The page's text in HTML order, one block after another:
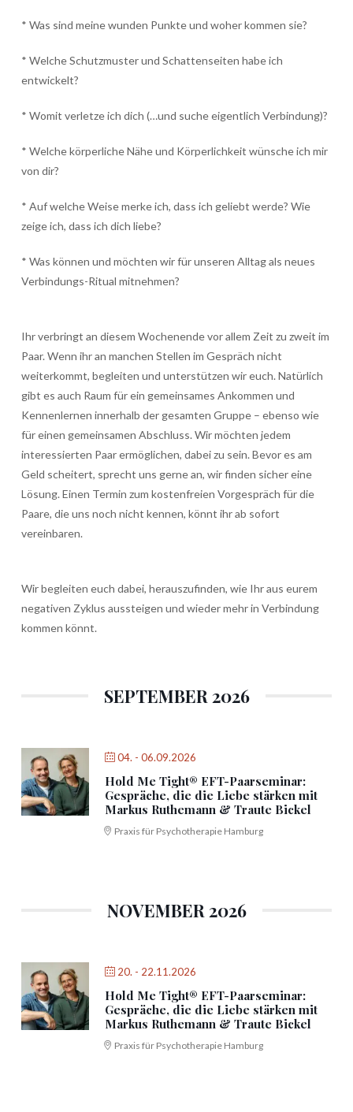
* Was sind meine wunden Punkte und woher kommen sie?
* Welche Schutzmuster und Schattenseiten habe ich
entwickelt?
* Womit verletze ich dich (…und suche eigentlich Verbindung)?
* Welche körperliche Nähe und Körperlichkeit wünsche ich mir
von dir?
* Auf welche Weise merke ich, dass ich geliebt werde? Wie
zeige ich, dass ich dich liebe?
* Was können und möchten wir für unseren Alltag als neues
Verbindungs-Ritual mitnehmen?
Ihr verbringt an diesem Wochenende vor allem Zeit zu zweit im
Paar. Wenn ihr an manchen Stellen im Gespräch nicht
weiterkommt, begleiten und unterstützen wir euch. Natürlich
gibt es auch Raum für ein gemeinsames Ankommen und
Kennenlernen innerhalb der gesamten Gruppe – ebenso wie
für einen gemeinsamen Abschluss. Wir möchten jedem
interessierten Paar ermöglichen, dabei zu sein. Bevor es am
Geld scheitert, sprecht uns gerne an, wir finden sicher eine
Lösung. Einen Termin zum kostenfreien Vorgespräch für die
Paare, die uns noch nicht kennen, könnt ihr ab sofort
vereinbaren.
Wir begleiten euch dabei, herauszufinden, wie Ihr aus eurem
negativen Zyklus aussteigen und wieder mehr in Verbindung
kommen könnt.
SEPTEMBER 2026
04. - 06.09.2026
Hold Me Tight® EFT-Paarseminar:
Gespräche, die die Liebe stärken mit
Markus Ruthemann & Traute Bickel
Praxis für Psychotherapie Hamburg
NOVEMBER 2026
20. - 22.11.2026
Hold Me Tight® EFT-Paarseminar:
Gespräche, die die Liebe stärken mit
Markus Ruthemann & Traute Bickel
Praxis für Psychotherapie Hamburg